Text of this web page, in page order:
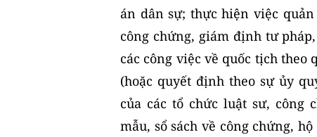
án dân sự; thực hiện việc
công chứng, giám định tư
các công việc về quốc tịch
(hoặc quyết định theo sự ủy
của các tổ chức luật sư, công
mẫu, sổ sách về công chứng,